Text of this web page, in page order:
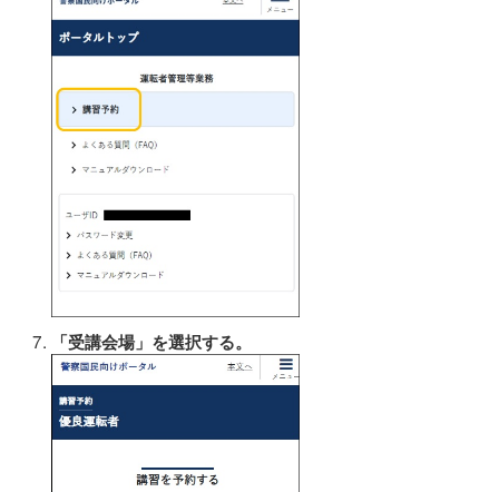
「受講会場」を選択する。